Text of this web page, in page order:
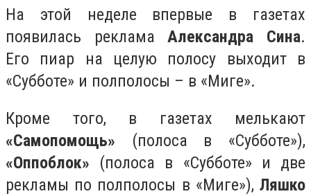
На этой неделе впервые в газетах
появилась рекламаАлександра Сина.
Его пиар на целую полосу выходит в
«Субботе» и полполосы – в «Миге».
Кроме того, в газетах мелькают
«Самопомощь» (полоса в «Субботе»),
«Оппоблок» (полоса в «Субботе» и две
рекламы по полполосы в «Миге»), Ляшко